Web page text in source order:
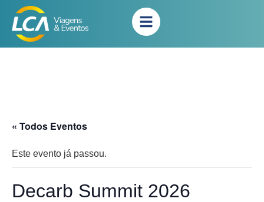
« Todos Eventos
Este evento já passou.
Decarb Summit 2026